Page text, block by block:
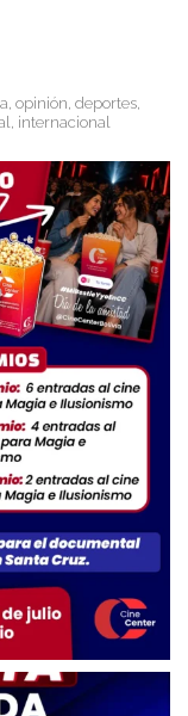
opinión, deportes,
internacional